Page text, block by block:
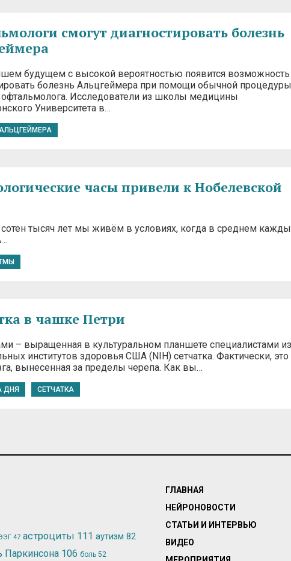
смогут диагностировать болезнь
будущем с высокой вероятностью появится возможность
болезнь Альцгеймера при помощи обычной
офтальмолога. Исследователи из школы медицины
Университета в…
часы привели к Нобелевской
сотен тысяч лет мы живём в условиях, когда в среднем
в чашке Петри
– выращенная в культуральном планшете специалистами из
институтов здоровья США (NIH) сетчатка. Фактически, это
вынесенная за пределы черепа. Как вы…
ДНЯ СЕТЧАТКА
47 астроциты 111 аутизм 82
Паркинсона 106 боль 52
ГЛАВНАЯ
НЕЙРОНОВОСТИ
СТАТЬИ И ИНТЕРВЬЮ
ВИДЕО